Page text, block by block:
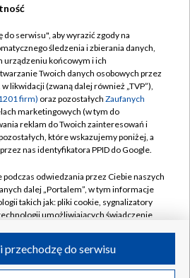
TVP
TVP
prywatności
Moje zgody
Pomoc
Kontakt
Kanały
Polska S.A. w likwidacji
serwisu", aby wyrazić zgody na
śledzenia i zbierania danych,
urządzeniu końcowym i ich
Twoich danych osobowych przez
likwidacji (zwaną dalej również „TVP”),
firm) oraz pozostałych Zaufanych
marketingowych (w tym do
reklam do Twoich zainteresowań i
które wskazujemy poniżej, a
nas identyfikatora PPID do Google.
odwiedzania przez Ciebie naszych
dalej „Portalem”, w tym informacje
takich jak: pliki cookie, sygnalizatory
umożliwiających świadczenie
przechodzę do serwisu